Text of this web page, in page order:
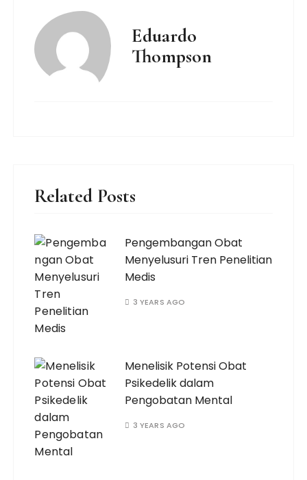
Eduardo
Thompson
Related Posts
Pengembangan Obat
Menyelusuri Tren Penelitian
Medis
3 YEARS AGO
Menelisik Potensi Obat
Psikedelik dalam
Pengobatan Mental
3 YEARS AGO